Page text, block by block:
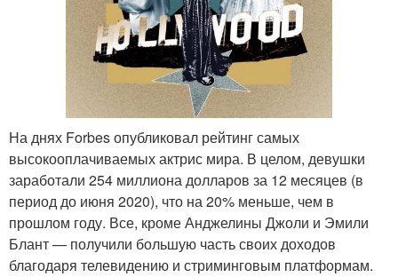
На днях Forbes опубликовал рейтинг самых
высокооплачиваемых актрис мира. В целом, девушки
заработали 254 миллиона долларов за 12 месяцев (в
период до июня 2020), что на 20% меньше, чем в
прошлом году. Все, кроме Анджелины Джоли и Эмили
Блант — получили большую часть своих доходов
благодаря телевидению и стриминговым платформам.